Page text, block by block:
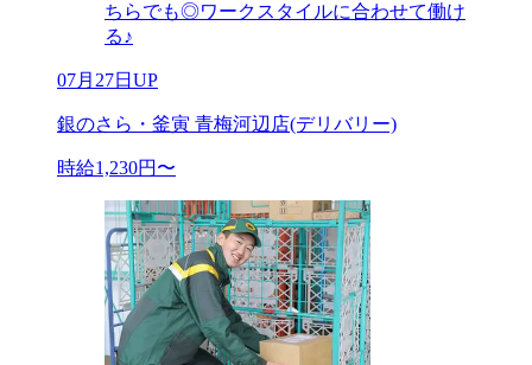
ちらでも◎ワークスタイルに合わせて働け
る♪
07月27日UP
銀のさら・釜寅 青梅河辺店(デリバリー)
時給1,230円〜